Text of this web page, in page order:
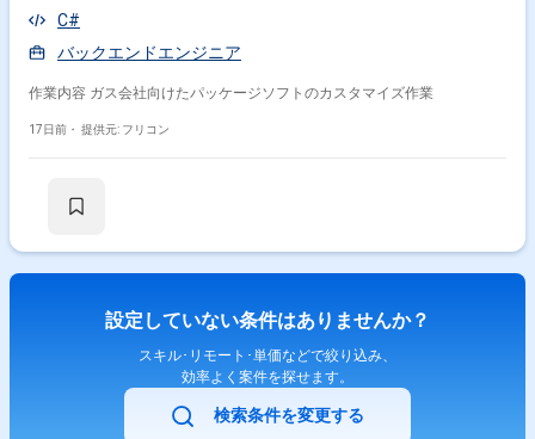
C#
バックエンドエンジニア
作業内容 ガス会社向けたパッケージソフトのカスタマイズ作業
17日前・ 提供元: フリコン
設定していない条件はありませんか？
スキル･リモート･単価などで絞り込み、
効率よく案件を探せます。
検索条件を変更する